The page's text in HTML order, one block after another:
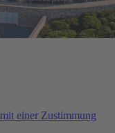
einer Zustimmung